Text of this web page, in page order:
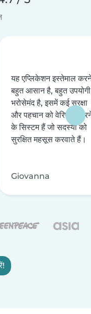
यह एप्लिकेशन इस्तेमाल
बहुत आसान है, बहुत
भरोसेमंद है, इसमें कई सुरक्षा
और पहचान को वेरिफ़ाई
के सिस्टम हैं जो सदस्यों को
सुरक्षित महसूस करवाते हैं।
Giovanna